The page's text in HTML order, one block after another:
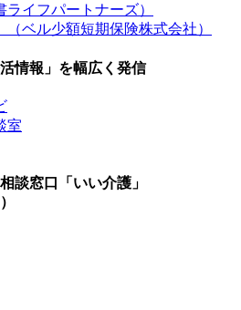
ライフパートナーズ）
ベル少額短期保険株式会社）
情報」を幅広く発信
室
談窓口「いい介護」